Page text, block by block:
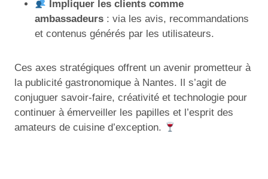
Impliquer les clients comme
ambassadeurs : via les avis, recommandations
et contenus générés par les utilisateurs.
Ces axes stratégiques offrent un avenir prometteur à
la publicité gastronomique à Nantes. Il s’agit de
conjuguer savoir-faire, créativité et technologie pour
continuer à émerveiller les papilles et l’esprit des
amateurs de cuisine d’exception.